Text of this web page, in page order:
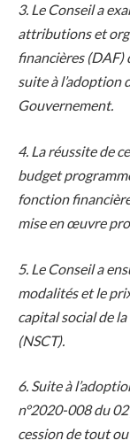
3. Le Conseil a
attributions et
financières (DAF)
suite à l’adoption
Gouvernement.
4. La réussite de
budget
fonction
mise en œuvre
5. Le Conseil a
modalités et le
capital social de
(NSCT).
6. Suite à
n°2020-008 du
cession de tout